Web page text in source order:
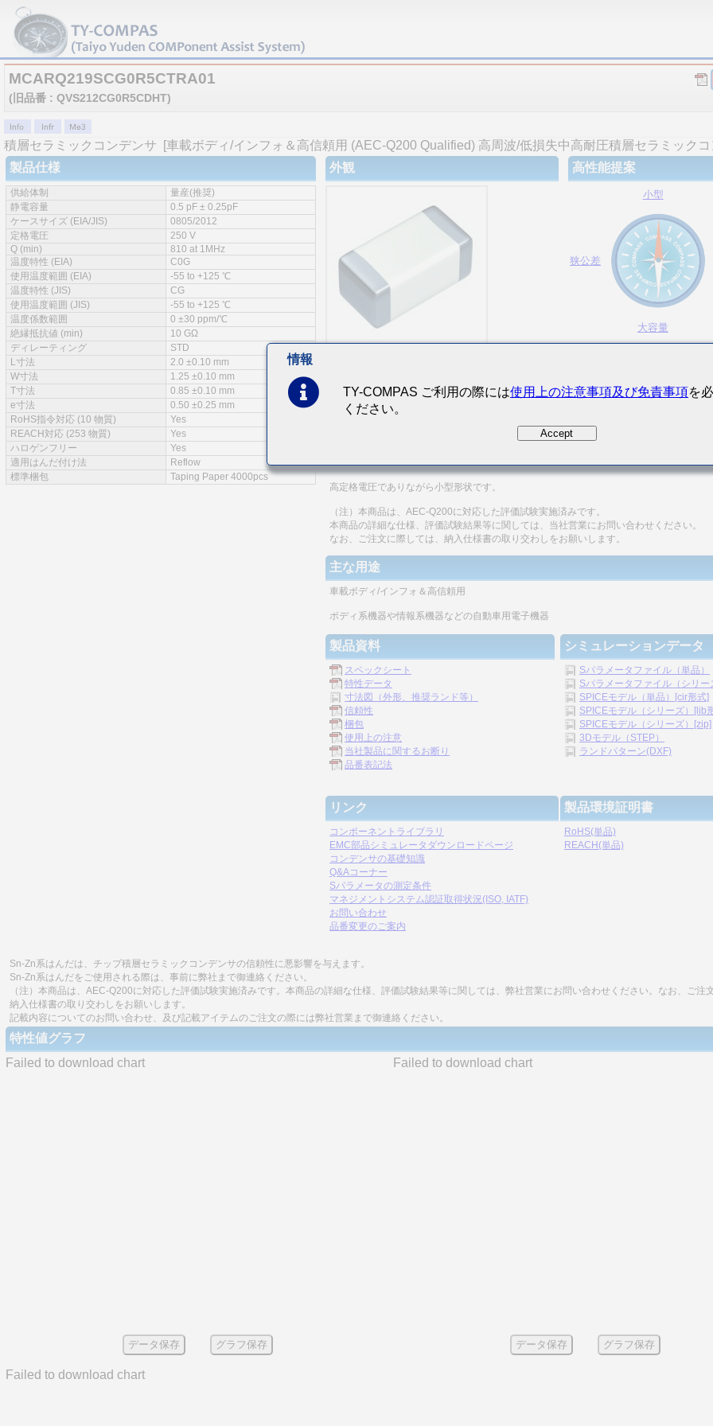
MCARQ219SCG0R5CTRA01
(旧品番 : QVS212CG0R5CDHT)
積層セラミックコンデンサ
[車載ボディ/インフォ＆高信頼用 (AEC-Q200 Qualified) 高周波/低損失中高耐圧積層セラミックコ
製品仕様
供給体制
量産(推奨)
静電容量
0.5 pF ± 0.25pF
ケースサイズ (EIA/JIS)
0805/2012
定格電圧
250 V
Q (min)
810 at 1MHz
温度特性 (EIA)
C0G
使用温度範囲 (EIA)
-55 to +125 ℃
温度特性 (JIS)
CG
使用温度範囲 (JIS)
-55 to +125 ℃
温度係数範囲
0 ±30 ppm/℃
絶縁抵抗値 (min)
10 GΩ
ディレーティング
STD
L寸法
2.0 ±0.10 mm
W寸法
1.25 ±0.10 mm
T寸法
0.85 ±0.10 mm
e寸法
0.50 ±0.25 mm
RoHS指令対応 (10 物質)
Yes
REACH対応 (253 物質)
Yes
ハロゲンフリー
Yes
適用はんだ付け法
Reflow
標準梱包
Taping Paper 4000pcs
外観 高性能提案
小型
狭公差
大容量
積層磁器コンデンサとしては高いQ値が高周波で得られます。
高定格電圧でありながら小型形状です。
（注）本商品は、AEC-Q200に対応した評価試験実施済みです。
本商品の詳細な仕様、評価試験結果等に関しては、当社営業にお問い合わせください。
なお、ご注文に際しては、納入仕様書の取り交わしをお願いします。
主な用途
車載ボディ/インフォ＆高信頼用
ボディ系機器や情報系機器などの自動車用電子機器
製品資料
スペックシート
特性データ
寸法図（外形、推奨ランド等）
信頼性
梱包
使用上の注意
当社製品に関するお断り
品番表記法
シミュレーションデータ
Sパラメータファイル（単品）
Sパラメータファイル（シリー
SPICEモデル（単品）[cir形式]
SPICEモデル（シリーズ）[lib
SPICEモデル（シリーズ）[zip]
3Dモデル（STEP）
ランドパターン(DXF)
リンク
コンポーネントライブラリ
EMC部品シミュレータダウンロードページ
コンデンサの基礎知識
Q&Aコーナー
Sパラメータの測定条件
マネジメントシステム認証取得状況(ISO, IATF)
お問い合わせ
品番変更のご案内
製品環境証明書
RoHS(単品)
REACH(単品)
Sn-Zn系はんだは、チップ積層セラミックコンデンサの信頼性に悪影響を与えます。
Sn-Zn系はんだをご使用される際は、事前に弊社まで御連絡ください。
（注）本商品は、AEC-Q200に対応した評価試験実施済みです。本商品の詳細な仕様、評価試験結果等に関しては、弊社営業にお問い合わせください。なお、ご注
納入仕様書の取り交わしをお願いします。
記載内容についてのお問い合わせ、及び記載アイテムのご注文の際には弊社営業まで御連絡ください。
特性値グラフ
Failed to download chart
データ保存 グラフ保存
Failed to download chart
データ保存 グラフ保存
Failed to download chart
情報
TY-COMPAS ご利用の際には使用上の注意事項及び免責事項を
ください。
Accept